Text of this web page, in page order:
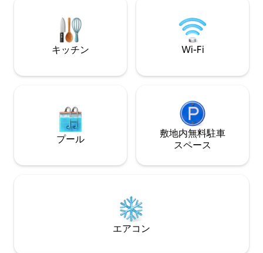
Fi、スマートテレ
ます。ビンギンビ
レストランの近く
キッチン Wi-Fi
プール
敷地内無料駐⁠車
ス⁠ペ⁠ー⁠ス
エアコン